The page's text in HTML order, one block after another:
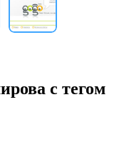
с тегом